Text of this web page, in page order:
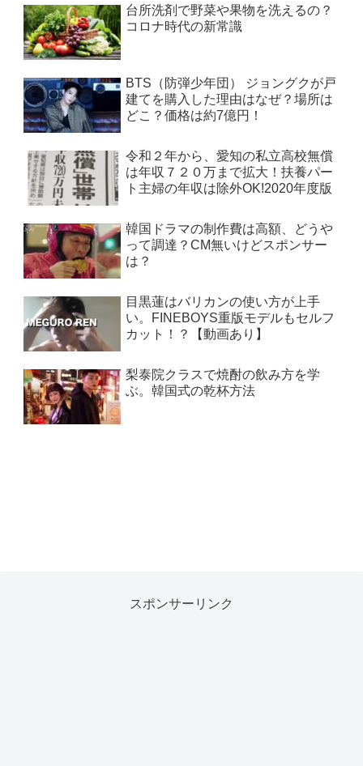
台所洗剤で野菜や果物を洗えるの？
コロナ時代の新常識
BTS（防弾少年団） ジョングクが戸
建てを購入した理由はなぜ？場所は
どこ？価格は約7億円！
令和２年から、愛知の私立高校無償
は年収７２０万まで拡大！扶養パー
ト主婦の年収は除外OK!2020年度版
韓国ドラマの制作費は高額、どうや
って調達？CM無いけどスポンサー
は？
目黒蓮はバリカンの使い方が上手
い。FINEBOYS重版モデルもセルフ
カット！？【動画あり】
梨泰院クラスで焼酎の飲み方を学
ぶ。韓国式の乾杯方法
スポンサーリンク